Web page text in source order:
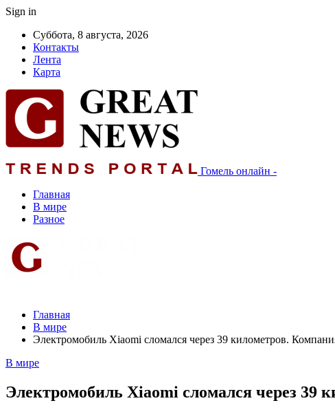
Sign in
Суббота, 8 августа, 2026
Контакты
Лента
Карта
Гомель онлайн -
Главная
В мире
Разное
Главная
В мире
Электромобиль Xiaomi сломался через 39 километров.
В мире
Электромобиль Xiaomi сломался через 39